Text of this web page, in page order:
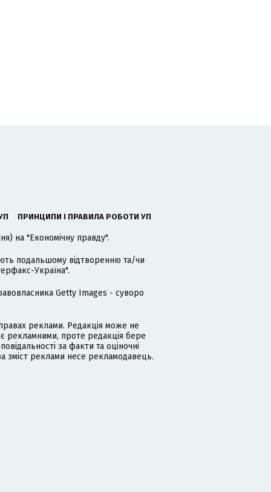
ПРИНЦИПИ І ПРАВИЛА РОБОТИ УП
на "Економічну правду".
подальшому відтворенню та/чи
Україна".
Getty Images - суворо
реклами. Редакція може не
рекламними, проте редакція бере
за факти та оціночні
зміст реклами несе рекламодавець.